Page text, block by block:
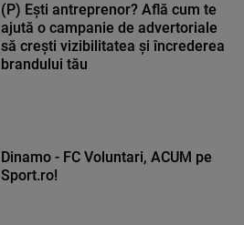
(P) Ești antreprenor? Află cum te
ajută o campanie de advertoriale
să crești vizibilitatea și încrederea
brandului tău
Dinamo - FC Voluntari, ACUM pe
Sport.ro!